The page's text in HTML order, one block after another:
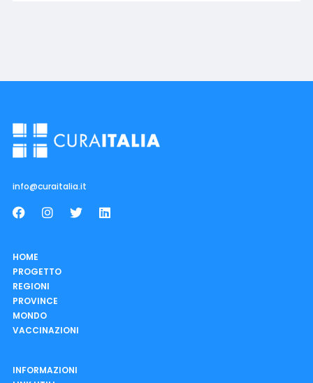
info@curaitalia.it
HOME
PROGETTO
REGIONI
PROVINCE
MONDO
VACCINAZIONI
INFORMAZIONI